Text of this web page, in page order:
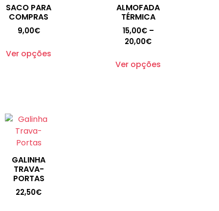
SACO PARA
COMPRAS
9,00€
Ver opções
ALMOFADA
TÉRMICA
15,00€ –
20,00€
Ver opções
GALINHA
TRAVA-
PORTAS
22,50€